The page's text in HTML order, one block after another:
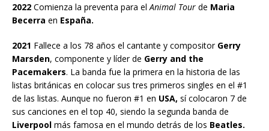
2022 Comienza la preventa para elAnimal Tour de Maria
Becerra en España.
2021 Fallece a los 78 años el cantante y compositor Gerry
Marsden, componente y líder de Gerry and the
Pacemakers. La banda fue la primera en la historia de las
listas británicas en colocar sus tres primeros singles en el #1
de las listas. Aunque no fueron #1 en USA, sí colocaron 7 de
sus canciones en el top 40, siendo la segunda banda de
Liverpool más famosa en el mundo detrás de los Beatles.